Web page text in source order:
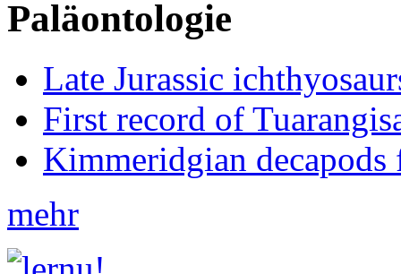
Paläontologie
Late Jurassic
First record of
Kimmeridgian
mehr